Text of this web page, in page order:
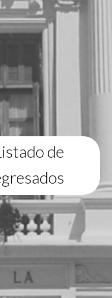
de